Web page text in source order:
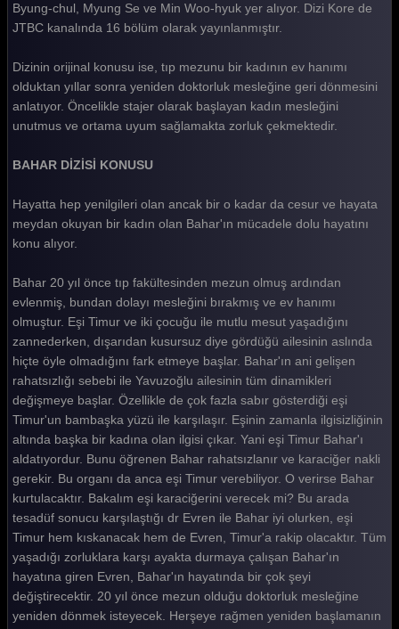
Bahar 22. Bölüm
Bahar 20. Bölüm
Bahar 19. Bölüm
Bahar 16. Bölüm
Bahar 15. Bölüm
Bahar 13. Bölüm
Bahar 12. Bölüm
Bahar 11. Bölüm
Bahar 10. Bölüm
Bahar 9. Bölüm
Bahar 8. Bölüm
Bahar 7. Bölüm
Bahar 6. Bölüm
Bahar 5. Bölüm
Bahar 4. Bölüm
Bahar 3. Bölüm
Byung-chul, Myung Se ve Min Woo-hyuk yer alıyor. Dizi Kore de
JTBC kanalında 16 bölüm olarak yayınlanmıştır.
Dizinin orijinal konusu ise, tıp mezunu bir kadının ev hanımı
olduktan yıllar sonra yeniden doktorluk mesleğine geri dönmesini
anlatıyor. Öncelikle stajer olarak başlayan kadın mesleğini
unutmus ve ortama uyum sağlamakta zorluk çekmektedir.
BAHAR DİZİSİ KONUSU
Hayatta hep yenilgileri olan ancak bir o kadar da cesur ve hayata
meydan okuyan bir kadın olan Bahar'ın mücadele dolu hayatını
konu alıyor.
Bahar 20 yıl önce tıp fakültesinden mezun olmuş ardından
evlenmiş, bundan dolayı mesleğini bırakmış ve ev hanımı
olmuştur. Eşi Timur ve iki çocuğu ile mutlu mesut yaşadığını
zannederken, dışarıdan kusursuz diye gördüğü ailesinin aslında
hiçte öyle olmadığını fark etmeye başlar. Bahar'ın ani gelişen
rahatsızlığı sebebi ile Yavuzoğlu ailesinin tüm dinamikleri
değişmeye başlar. Özellikle de çok fazla sabır gösterdiği eşi
Timur'un bambaşka yüzü ile karşılaşır. Eşinin zamanla ilgisizliğinin
altında başka bir kadına olan ilgisi çıkar. Yani eşi Timur Bahar'ı
aldatıyordur. Bunu öğrenen Bahar rahatsızlanır ve karaciğer nakli
gerekir. Bu organı da anca eşi Timur verebiliyor. O verirse Bahar
kurtulacaktır. Bakalım eşi karaciğerini verecek mi? Bu arada
tesadüf sonucu karşılaştığı dr Evren ile Bahar iyi olurken, eşi
Timur hem kıskanacak hem de Evren, Timur'a rakip olacaktır. Tüm
yaşadığı zorluklara karşı ayakta durmaya çalışan Bahar'ın
hayatına giren Evren, Bahar'ın hayatında bir çok şeyi
değiştirecektir. 20 yıl önce mezun olduğu doktorluk mesleğine
yeniden dönmek isteyecek. Herşeye rağmen yeniden başlamanın